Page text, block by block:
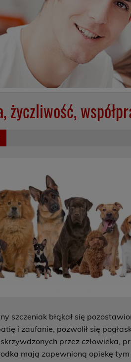
życzliwość,
szczeniak błąkał się
i zaufanie, pozwolił się
przez człowieka,
mają zapewnioną opiekę